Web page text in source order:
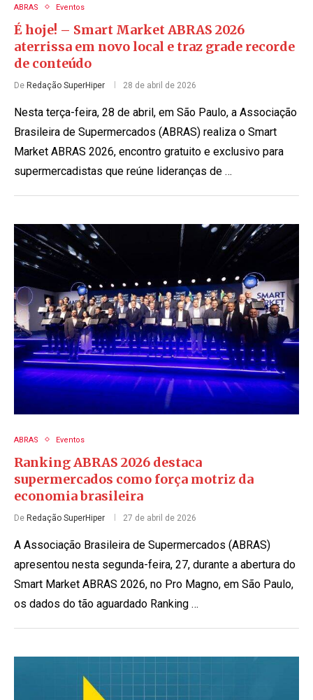
ABRAS Eventos
É hoje! – Smart Market ABRAS 2026
aterrissa em novo local e traz grade recorde
de conteúdo
De Redação SuperHiper 28 de abril de 2026
Nesta terça-feira, 28 de abril, em São Paulo, a Associação
Brasileira de Supermercados (ABRAS) realiza o Smart
Market ABRAS 2026, encontro gratuito e exclusivo para
supermercadistas que reúne lideranças de …
ABRAS Eventos
Ranking ABRAS 2026 destaca
supermercados como força motriz da
economia brasileira
De Redação SuperHiper 27 de abril de 2026
A Associação Brasileira de Supermercados (ABRAS)
apresentou nesta segunda-feira, 27, durante a abertura do
Smart Market ABRAS 2026, no Pro Magno, em São Paulo,
os dados do tão aguardado Ranking …